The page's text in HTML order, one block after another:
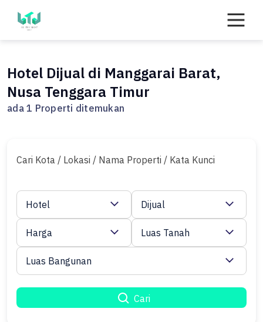
Hotel Dijual di Manggarai Barat,
Nusa Tenggara Timur
ada 1 Properti ditemukan
Cari Kota / Lokasi / Nama Properti / Kata Kunci
Cari
Hotel Dijual
Harga Luas Tanah
Luas Bangunan